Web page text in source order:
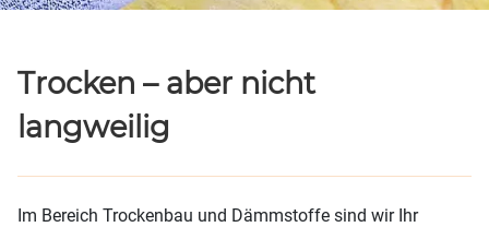
Trocken – aber nicht
langweilig
Im Bereich Trockenbau und Dämmstoffe sind wir Ihr